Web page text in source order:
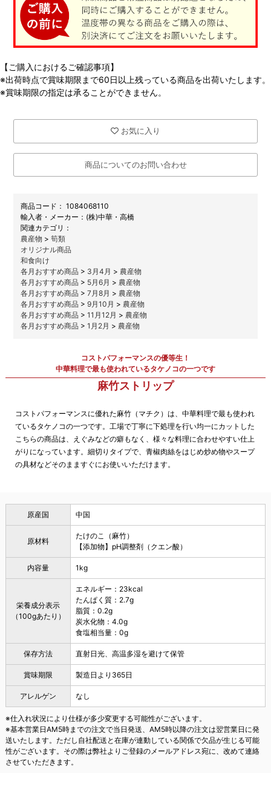
【ご購入におけるご確認事項】
※出荷時点で賞味期限まで60日以上残っている商品を出荷いたします。
※賞味期限の指定は承ることができません。
お気に入り
商品についてのお問い合わせ
商品コード： 1084068110
メーカー： (株)中華・高橋
関連カテゴリ：
農産物 >筍類
オリジナル商品
和食向け
各月おすすめ商品 > 3月4月 > 農産物
各月おすすめ商品 > 5月6月 > 農産物
各月おすすめ商品 >7月8月 > 農産物
各月おすすめ商品 >9月10月 > 農産物
各月おすすめ商品 >11月12月 > 農産物
各月おすすめ商品 >1月2月 > 農産物
コストパフォーマンスの優等生！
中華料理で最も使われているタケノコの一つです
麻竹ストリップ
コストパフォーマンスに優れた麻竹（マチク）は、中華料理で最も使われ
ているタケノコの一つです。工場で丁寧に下処理を行い均一にカットした
こちらの商品は、えぐみなどの癖もなく、様々な料理に合わせやすい仕上
がりになっています。細切りタイプで、青椒肉絲をはじめ炒め物やスープ
の具材などそのまますぐにお使いいただけます。
原産国 中国
原材料
たけのこ（麻竹）
【添加物】pH調整剤（クエン酸）
内容量 1kg
栄養成分表示
（100gあたり）
エネルギー：23kcal
たんぱく質：2.7g
脂質：0.2g
炭水化物：4.0g
食塩相当量：0g
保存方法 直射日光、高温多湿を避けて保管
賞味期限 製造日より365日
アレルゲン なし
※仕入れ状況により仕様が多少変更する可能性がございます。
※基本営業日AM5時までの注文で当日発送、AM5時以降の注文は翌営業日に発
送いたします。ただし自社配送と在庫が連動している関係で欠品が生じる可能
性がございます。その際は弊社よりご登録のメールアドレス宛に、改めて連絡
させていただきます。